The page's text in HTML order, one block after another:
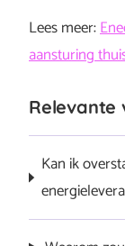
Lees meer:
aansturing
Relevante
Kan ik